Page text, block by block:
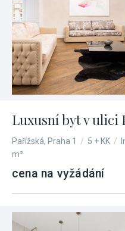
Luxusní byt v ulici
Pařížská, Praha 1 / 5 + KK /
m²
cena na vyžádání